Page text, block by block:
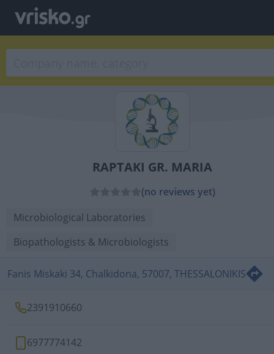
RAPTAKI GR. MARIA
(no reviews yet)
Microbiological Laboratories
Biopathologists & Microbiologists
Fanis Miskaki 34, Chalkidona, 57007, THESSALONIKIS
2391910660
6977774142